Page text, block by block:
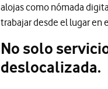
alojas como nómada
trabajar desde el lugar en
No solo
deslocalizada.